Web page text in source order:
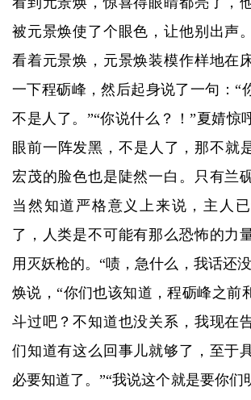
被元景焕使了个眼色，让他别出声
看着元景焕，元景焕装模作样地在
一下程砺峰，然后起身说了一句：“
不是人了。”“你说什么？！”夏婧惊
眼前一阵发黑，不是人了，那不
宏茂的脸色也是陡然一白。只有兰
当然知道严格意义上来说，主人
了，人类是不可能有那么恐怖的力
用灭妖枪的。“啧，急什么，我话还
焕说，“你们也该知道，程砺峰之前
斗过吧？不知道也没关系，我现在
们知道有这么回事儿就够了，至于
必要知道了。”“我说这个就是要你们